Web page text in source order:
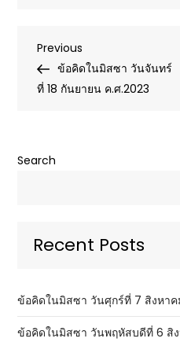
Post
navigation
Previous
Post
Previous
ข้อคิดในมิสซา วันจันทร์
ที่ 18 กันยายน ค.ศ.2023
Search
Recent Posts
ข้อคิดในมิสซา วันศุกร์ที่ 7 สิงหาค
ข้อคิดในมิสซา วันพฤหัสบดีที่ 6 สิ